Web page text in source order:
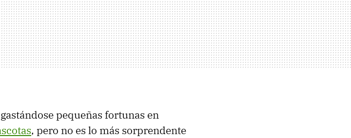
pequeñas fortunas en
, pero no es lo más sorprendente